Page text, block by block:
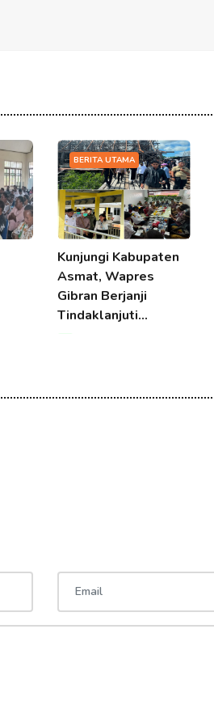
BERITA UTAMA
Kunjungi Kabupaten
Asmat, Wapres
Gibran Berjanji
Tindaklanjuti…